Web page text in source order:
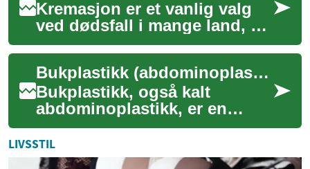
Kremasjon er et vanlig valg
ved dødsfall i mange land, og
tilbudet av
kremasjonstjenester har
utviklet seg betydelig ...
Bukplastikk (abdominoplastikk): hva en operasjon innebærer
Bukplastikk, også kalt
abdominoplastikk, er en
kirurgisk prosedyre som
fjerner overflødig hud og
strammer magemuskula...
LIVSSTIL